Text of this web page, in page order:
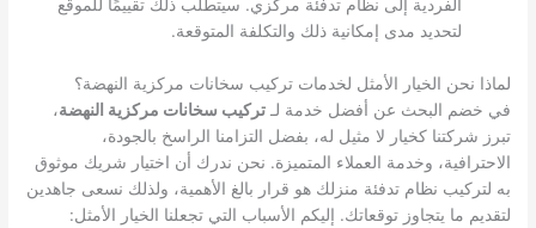
الفردية إلى نظام تدفئة مركزي. سيتطلب ذلك تقييمًا للموقع
لتحديد مدى إمكانية ذلك والتكلفة المتوقعة.
لماذا نحن الخيار الأمثل لخدمات تركيب سخانات مركزية النهضة؟
في خضم البحث عن أفضل خدمة لـتركيب سخانات مركزية النهضة،
تبرز شركتنا كخيار لا مثيل له، بفضل التزامنا الراسخ بالجودة،
الاحترافية، وخدمة العملاء المتميزة. نحن ندرك أن اختيار شريك موثوق
به لتركيب نظام تدفئة منزلك هو قرار بالغ الأهمية، ولذلك نسعى جاهدين
لتقديم ما يتجاوز توقعاتك. إليكم الأسباب التي تجعلنا الخيار الأمثل: